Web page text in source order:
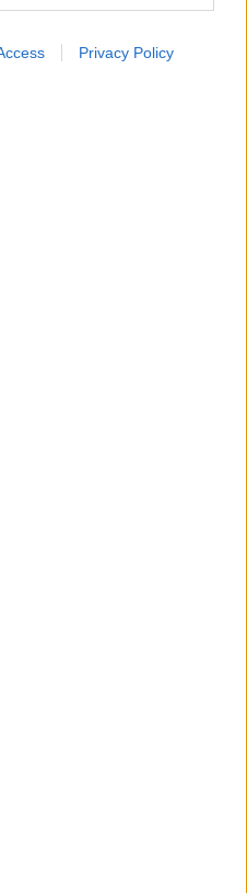
Privacy Policy
να είναι πιο δραστήριοι